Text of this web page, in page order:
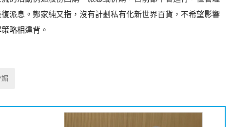
派息。鄭家純又指，沒有計劃私有化新世界百貨，不希望影響
略相違背。